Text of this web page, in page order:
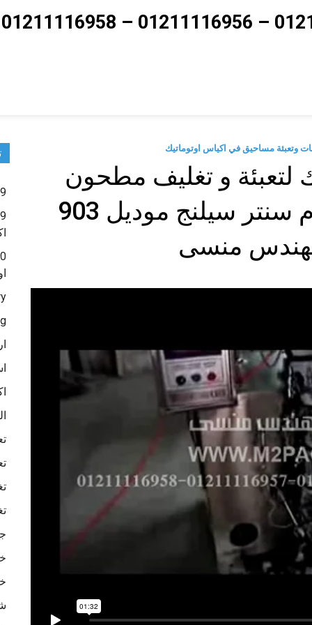
لتعبئة و تغليف مطحون
الزعتر في أكياس لحام سنتر سيلنج موديل 903
منسى
9 – ماكينات تعبئة حبوب و حبيبات و بودر شديد النعومة